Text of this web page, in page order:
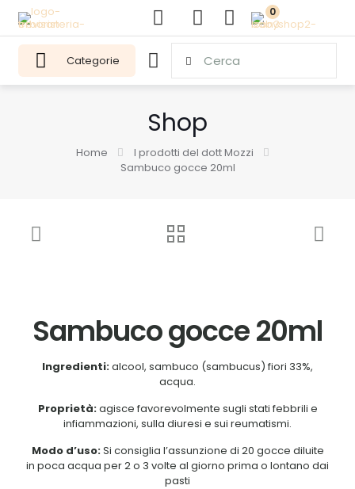
0
Categorie
Shop
Home
I prodotti del dott Mozzi
Sambuco gocce 20ml
Sambuco gocce 20ml
Ingredienti:alcool, sambuco (sambucus) fiori 33%,
acqua.
Proprietà:agisce favorevolmente sugli stati febbrili e
infiammazioni, sulla diuresi e sui reumatismi.
Modo d’uso:Si consiglia l’assunzione di 20 gocce diluite
in poca acqua per 2 o 3 volte al giorno prima o lontano dai
pasti